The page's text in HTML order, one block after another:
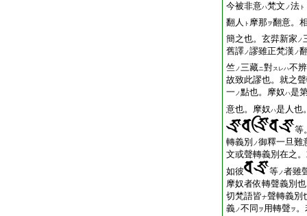
今被非意ハ梵文 ノ法 ト
翻人 ト 摩那ヲ翻意。
簡之也。玄弉新家 ノ
舊譯ノ謬雖正梵漢 ノ
竺ノ三藏ニ對スレハ不
故致此謬也。就之
一ノ點也。摩奴ハ是
意也。摩奴ハ是人也
等
轉義別 ノ御釋一旦難
文或聲轉義別在之
如彼
等ノ者雖
摩奴者依轉聲義別
切梵語皆ナ聲轉義別
義ノ不同 ヲ 用轉聲ヲ